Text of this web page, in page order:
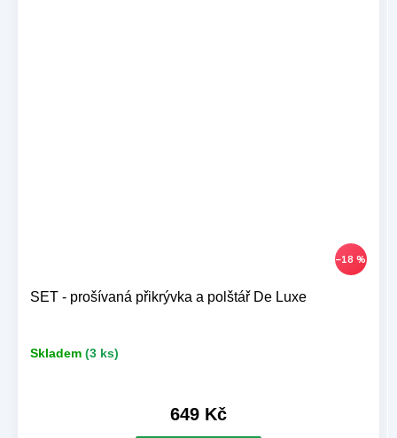
–18 %
SET - prošívaná přikrývka a polštář De Luxe
Skladem (3 ks)
649 Kč